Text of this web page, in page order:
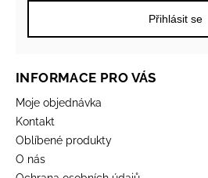
Přihlásit se
INFORMACE PRO VÁS
Moje objednávka
Kontakt
Oblíbené produkty
O nás